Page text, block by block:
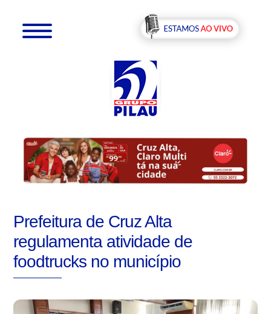
Prefeitura de Cruz Alta
regulamenta atividade de
foodtrucks no município